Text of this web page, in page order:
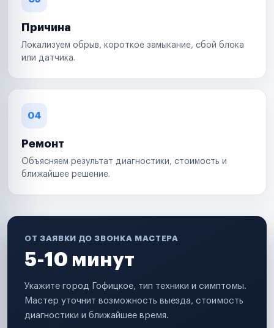
Причина
Локализуем обрыв, короткое замыкание, сбой блока
или датчика.
04
Ремонт
Объясняем результат диагностики, стоимость и
ближайшее решение.
ОТ ЗАЯВКИ ДО ЗВОНКА МАСТЕРА
5-10 минут
Укажите город Гофицкое, тип техники и симптомы.
Мастер уточнит возможность выезда, стоимость
диагностики и ближайшее время.